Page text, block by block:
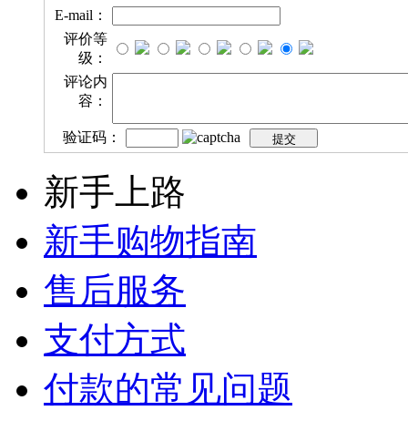
E-mail：
评价等
级：
评论内
容：
验证码：
新手上路
新手购物指南
售后服务
支付方式
付款的常见问题